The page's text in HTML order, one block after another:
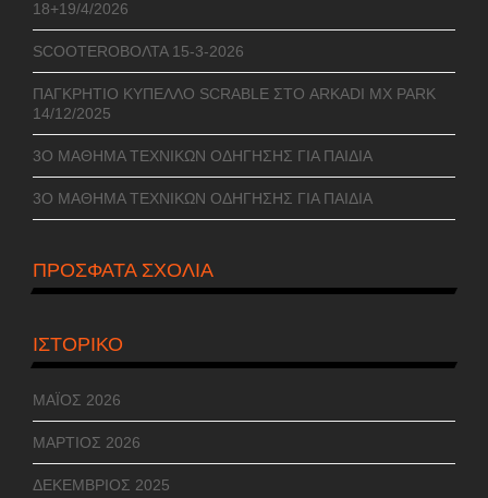
18+19/4/2026
SCOOTERΌΒΟΛΤΑ 15-3-2026
ΠΑΓΚΡΉΤΙΟ ΚΎΠΕΛΛΟ SCRABLE ΣΤΟ ARKADI MX PARK
14/12/2025
3Ο ΜΆΘΗΜΑ ΤΕΧΝΙΚΏΝ ΟΔΉΓΗΣΗΣ ΓΙΑ ΠΑΙΔΙΆ
3O ΜΆΘΗΜΑ ΤΕΧΝΙΚΏΝ ΟΔΉΓΗΣΗΣ ΓΙΑ ΠΑΙΔΙΆ
ΠΡΌΣΦΑΤΑ ΣΧΌΛΙΑ
ΙΣΤΟΡΙΚΌ
ΜΆΙΟΣ 2026
ΜΆΡΤΙΟΣ 2026
ΔΕΚΈΜΒΡΙΟΣ 2025